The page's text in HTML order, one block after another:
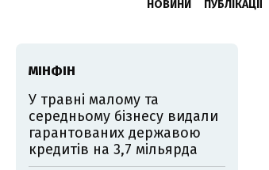
НОВИНИ ПУБЛІКАЦІЇ
МІНФІН
У травні малому та
середньому бізнесу видали
гарантованих державою
кредитів на 3,7 мільярда